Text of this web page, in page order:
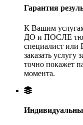
Гарантия
К Вашим
ДО и ПОСЛЕ
специалист или
заказать
точно покажет
момента.